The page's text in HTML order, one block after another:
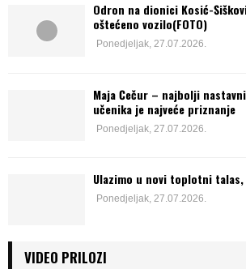
Odron na dionici Kosić-
oštećeno vozilo(FOTO)
Ponedjeljak, 27.07.2026.
Maja Čečur – najbolji
učenika je najveće priznanje
Ponedjeljak, 27.07.2026.
Ulazimo u novi toplotni
Ponedjeljak, 27.07.2026.
VIDEO PRILOZI